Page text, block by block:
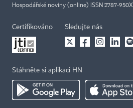
Hospodářské noviny (online) ISSN 2787-950X
Certifikováno Sledujte nás
Stáhněte si aplikaci HN